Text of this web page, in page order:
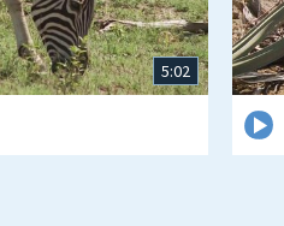
5:02